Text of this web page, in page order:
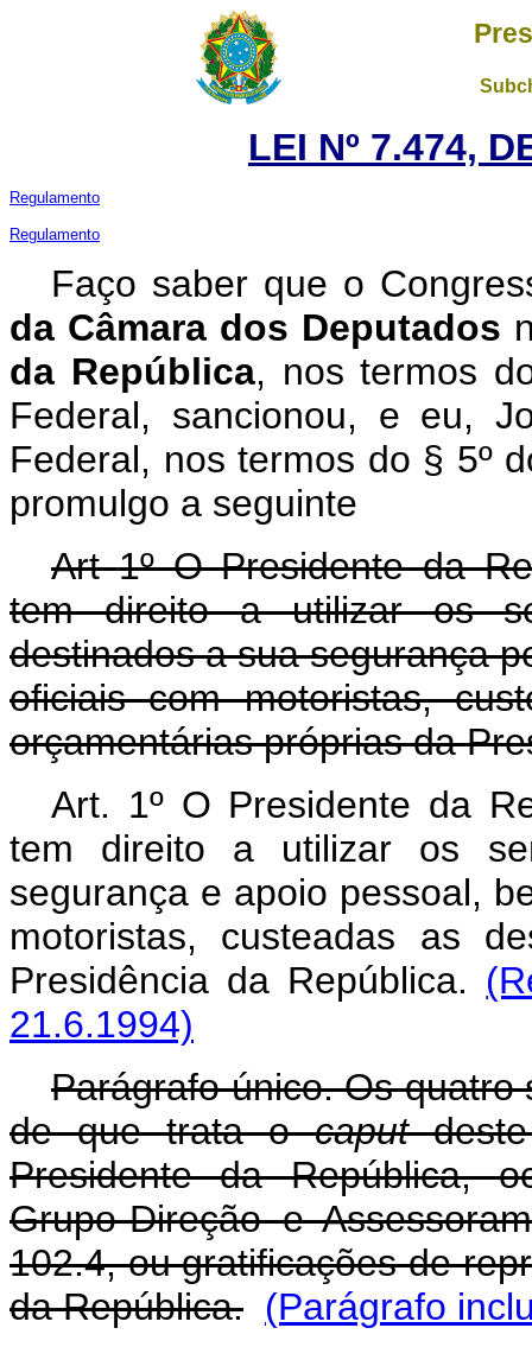
LEI Nº 7.474,
Regulamento
Regulamento
Faço saber que o
da Câmara dos Deputados
da República, nos termos
Federal, sancionou, e eu,
Federal, nos termos do § 5º
promulgo a seguinte
Art 1º O Presidente da
tem direito a utilizar os
destinados a sua segurança
oficiais com motoristas,
orçamentárias próprias da
Art. 1º O Presidente da
tem direito a utilizar os
segurança e apoio pessoal,
motoristas, custeadas as
Presidência da República.
21.6.1994)
Parágrafo único. Os
de que trata ocaput
Presidente da República,
Grupo-Direção e
102.4, ou gratificações de
da República. (Parágrafo